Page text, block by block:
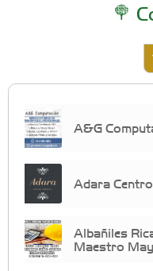
A&G
Adara
Albañiles
Maestro